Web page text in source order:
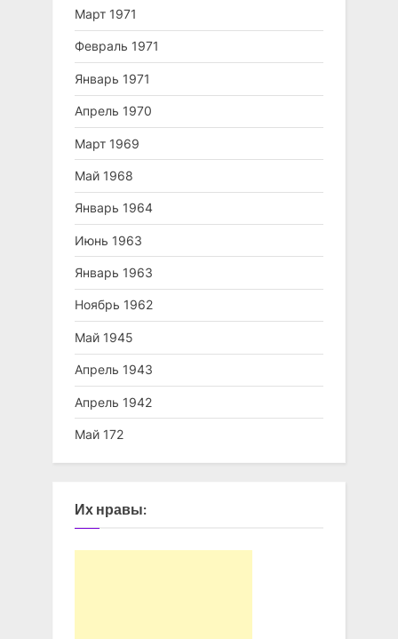
Март 1971
Февраль 1971
Январь 1971
Апрель 1970
Март 1969
Май 1968
Январь 1964
Июнь 1963
Январь 1963
Ноябрь 1962
Май 1945
Апрель 1943
Апрель 1942
Май 172
Их нравы: